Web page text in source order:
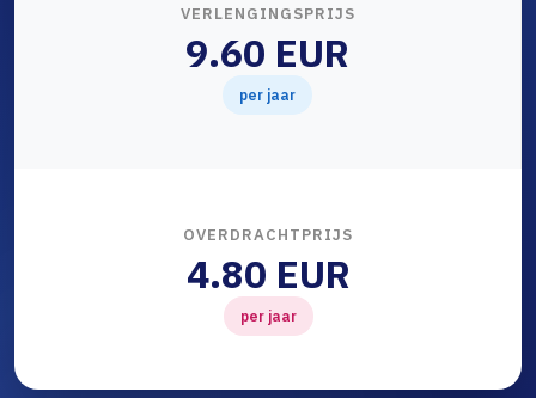
VERLENGINGSPRIJS
9.60 EUR
per jaar
OVERDRACHTPRIJS
4.80 EUR
per jaar